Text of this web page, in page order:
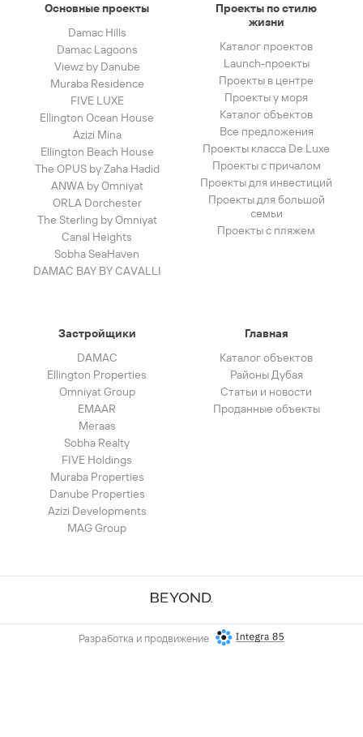
Основные проекты
Damac Hills
Damac Lagoons
Viewz by Danube
Muraba Residence
FIVE LUXE
Ellington Ocean House
Azizi Mina
Ellington Beach House
The OPUS by Zaha Hadid
ANWA by Omniyat
ORLA Dorchester
The Sterling by Omniyat
Canal Heights
Sobha SeaHaven
DAMAC BAY BY CAVALLI
Проекты по стилю
жизни
Каталог проектов
Launch-проекты
Проекты в центре
Проекты у моря
Каталог объектов
Все предложения
Проекты класса De Luxe
Проекты с причалом
Проекты для инвестиций
Проекты для большой
семьи
Проекты с пляжем
Застройщики
DAMAC
Ellington Properties
Omniyat Group
EMAAR
Meraas
Sobha Realty
FIVE Holdings
Muraba Properties
Danube Properties
Azizi Developments
MAG Group
Главная
Каталог объектов
Районы Дубая
Статьи и новости
Проданные объекты
Разработка и продвижение